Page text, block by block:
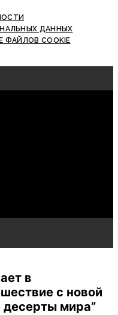
ДАННЫХ
COOKIE
в
с новой
десерты мира”